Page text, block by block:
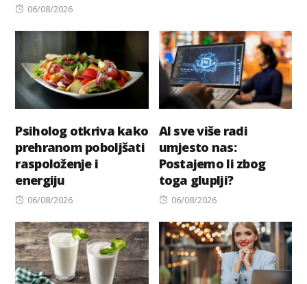
Posted
06/08/2026
Psiholog otkriva kako
prehranom poboljšati
raspoloženje i
energiju
Posted
06/08/2026
AI sve više radi
umjesto nas:
Postajemo li zbog
toga gluplji?
Posted
06/08/2026